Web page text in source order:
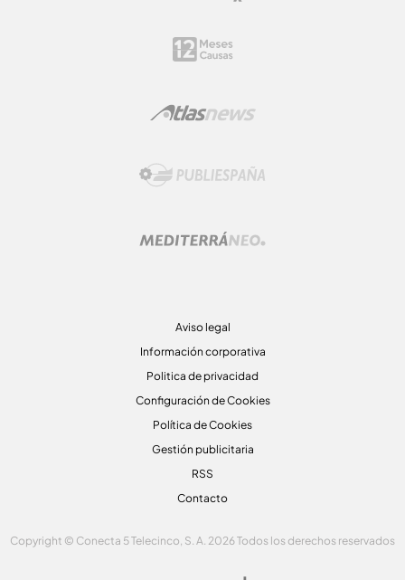
Aviso legal
Información corporativa
Politica de privacidad
Configuración de Cookies
Política de Cookies
Gestión publicitaria
RSS
Contacto
Copyright © Conecta 5 Telecinco, S. A. 2026 Todos los derechos reservados